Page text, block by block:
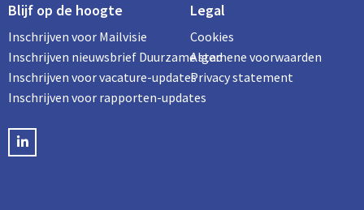
Blijf op de hoogte
Inschrijven voor Mailvisie
Inschrijven nieuwsbrief Duurzame stad
Inschrijven voor vacature-updates
Inschrijven voor rapporten-updates
LinkedIN
Legal
Cookies
Algemene voorwaarden
Privacy statement